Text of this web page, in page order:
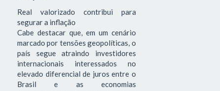
Real valorizado contribui para
segurar a inflação
Cabe destacar que, em um cenário
marcado por tensões geopolíticas, o
país segue atraindo investidores
internacionais interessados no
elevado diferencial de juros entre o
Brasil e as economias